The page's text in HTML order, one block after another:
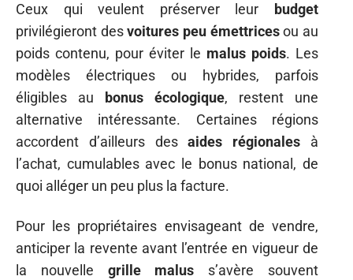
Ceux qui veulent préserver leur
budget
privilégieront desvoitures peu émettricesou au
poids contenu, pour éviter le malus poids. Les
modèles électriques ou hybrides, parfois
éligibles au
bonus écologique, restent une
alternative intéressante. Certaines régions
accordent d’ailleurs desaides régionales à
l’achat, cumulables avec le bonus national, de
quoi alléger un peu plus la facture.
Pour les propriétaires envisageant de vendre,
anticiper la revente avant l’entrée en vigueur de
la nouvelle grille malus s’avère souvent